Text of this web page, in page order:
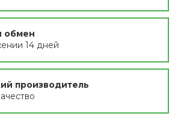
обмен
14 дней
производитель